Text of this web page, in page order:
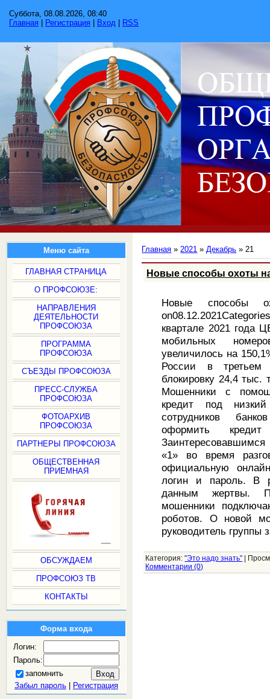
Суббота, 08.08.2026, 08:40
Главная
Регистрация Вход RSS
Меню сайта
ГЛАВНАЯ СТРАНИЦА
О ПРОФСОЮЗЕ:
НАПРАВЛЕНИЯ
ДЕЯТЕЛЬНОСТИ
ПРОФСОЮЗА
ПРОГРАММА
ПРОФСОЮЗА
СЪЕЗДЫ ПРОФСОЮЗА
ПРЕСС-СЛУЖБА
ПРОФСОЮЗА
ФОТОАРХИВ
ПРОФСОЮЗА
ПАРТНЕРЫ ПРОФСОЮЗА
ОБЩЕСТВЕННАЯ
ПРИЕМНАЯ
ОБСУЖДАЕМ
ПРОФСОЮЗ ТВ
КОНТАКТЫ
Форма входа
Логин:
Пароль:
запомнить
Забыл пароль| Регистрация
Главная »2021 » Декабрь » 21
Новые способы охоты
Новые способы
квартале 2021 года
мобильных
увеличилось на
России в третьем
блокировку 24,4
Мошенники с
кредит под
сотрудников
оформить
«1» во время
официальную
логин и пароль. В
данным жертвы.
мошенники
роботов. О новой
руководитель
Категория: "Это надо знать"
Комментарии (0)